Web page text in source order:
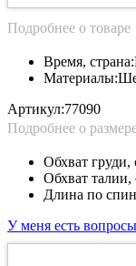
Подробнее о товаре
Материалы:
Время, страна:
Артикул:77090
Подробнее о
Длина по
Обхват талии,
Обхват груди,
У меня есть вопросы